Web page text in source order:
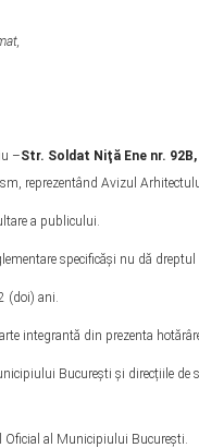
–Str. Soldat Niţă Ene nr.
reprezentând Avizul
a publicului.
specificăși nu dă
(doi) ani.
integrantă din prezenta
București și direcțiile
Oficial al Municipiului Bucureşti.